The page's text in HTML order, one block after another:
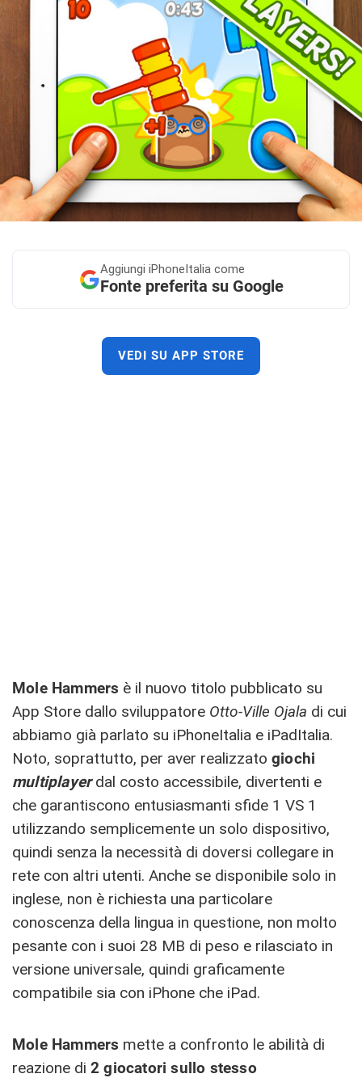
Aggiungi iPhoneItalia come
Fonte preferita su Google
VEDI SU APP STORE
Mole Hammers è il nuovo titolo pubblicato su
App Store dallo sviluppatore Otto-Ville Ojala di cui
abbiamo già parlato su iPhoneItalia e iPadItalia.
Noto, soprattutto, per aver realizzato giochi
multiplayerdal costo accessibile, divertenti e
che garantiscono entusiasmanti sfide 1 VS 1
utilizzando semplicemente un solo dispositivo,
quindi senza la necessità di doversi collegare in
rete con altri utenti. Anche se disponibile solo in
inglese, non è richiesta una particolare
conoscenza della lingua in questione, non molto
pesante con i suoi 28 MB di peso e rilasciato in
versione universale, quindi graficamente
compatibile sia con iPhone che iPad.
Mole Hammers mette a confronto le abilità di
reazione di 2 giocatori sullo stesso